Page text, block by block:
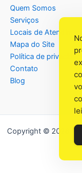
Quem Somos
Serviços
Locais de
Mapa do Site
Política de privacidade
Contato
Blog
Copyright © 2026